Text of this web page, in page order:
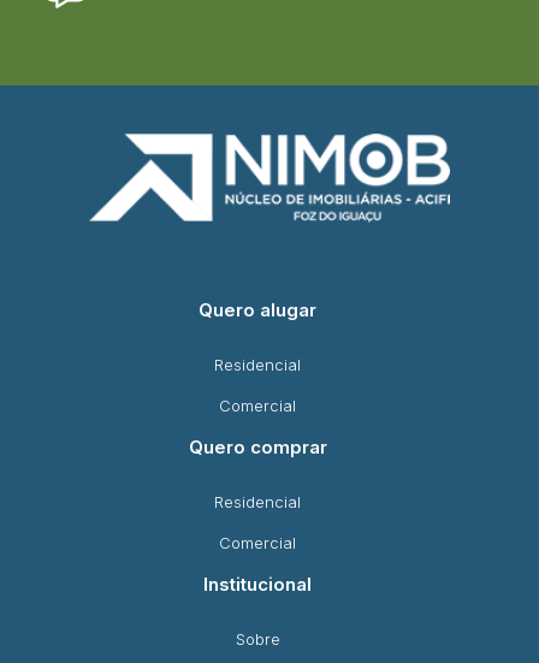
Quero alugar
Residencial
Comercial
Quero comprar
Residencial
Comercial
Institucional
Sobre